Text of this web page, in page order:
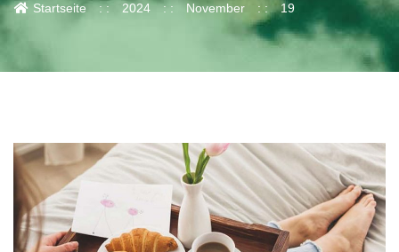
Startseite 2024 November 19